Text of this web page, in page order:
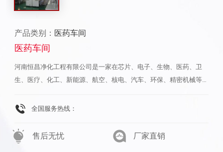
产品类别： 医药车间
医药车间
河南恒昌净化工程有限公司是一家在芯片、电子、生物、医药、卫
生、医疗、化工、新能源、航空、核电、汽车、环保、精密机械等行
式服务的企业。我们致力于为客户提供安全、环保的解决方案，以满
无尘车间建设，包括芯片制造、电子组装、生物实验、药品生产、医
疗器城制造、化工生产、新能源研发、航空维修、核电设施维护、汽
全国服务热线：
售后无忧 厂家直销